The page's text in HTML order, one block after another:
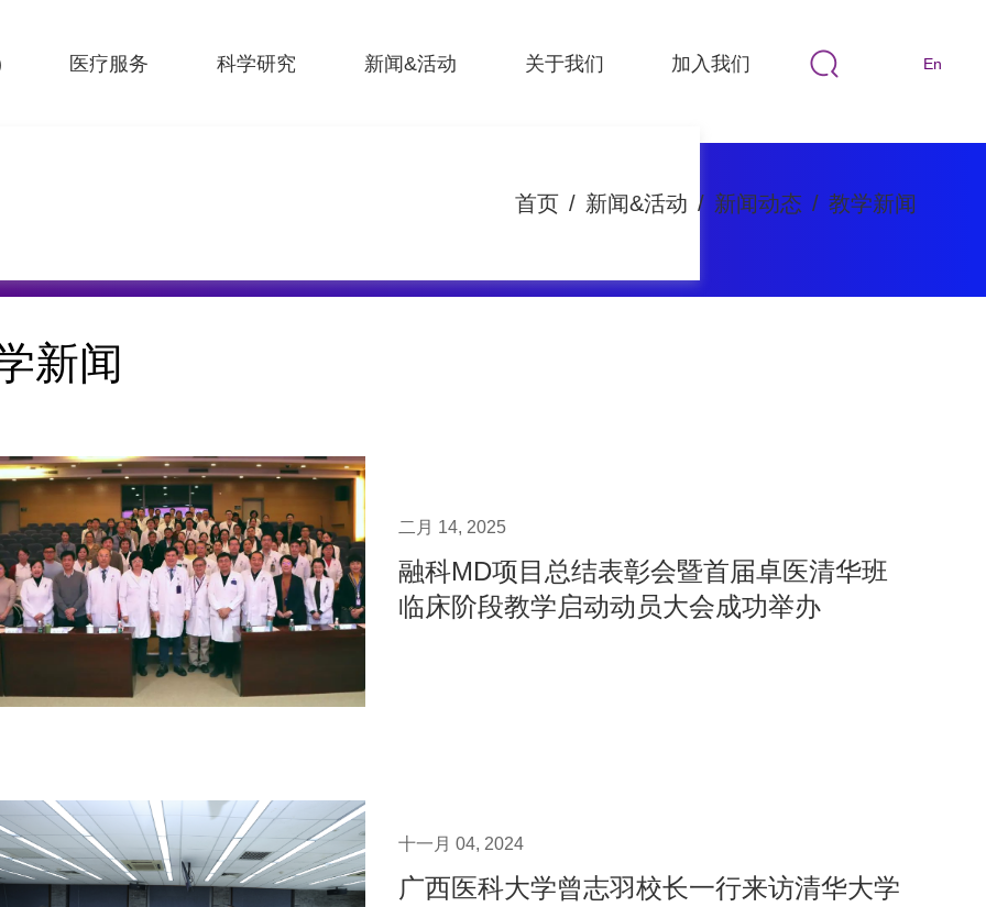
医疗服务 科学研究 新闻&活动 关于我们 加入我们 En
首页 / 新闻&活动 / 新闻动态 / 教学新闻
新闻
二月 14, 2025
融科MD项目总结表彰会暨首届卓医清华班
临床阶段教学启动动员大会成功举办
十一月 04, 2024
广西医科大学曾志羽校长一行来访清华大学